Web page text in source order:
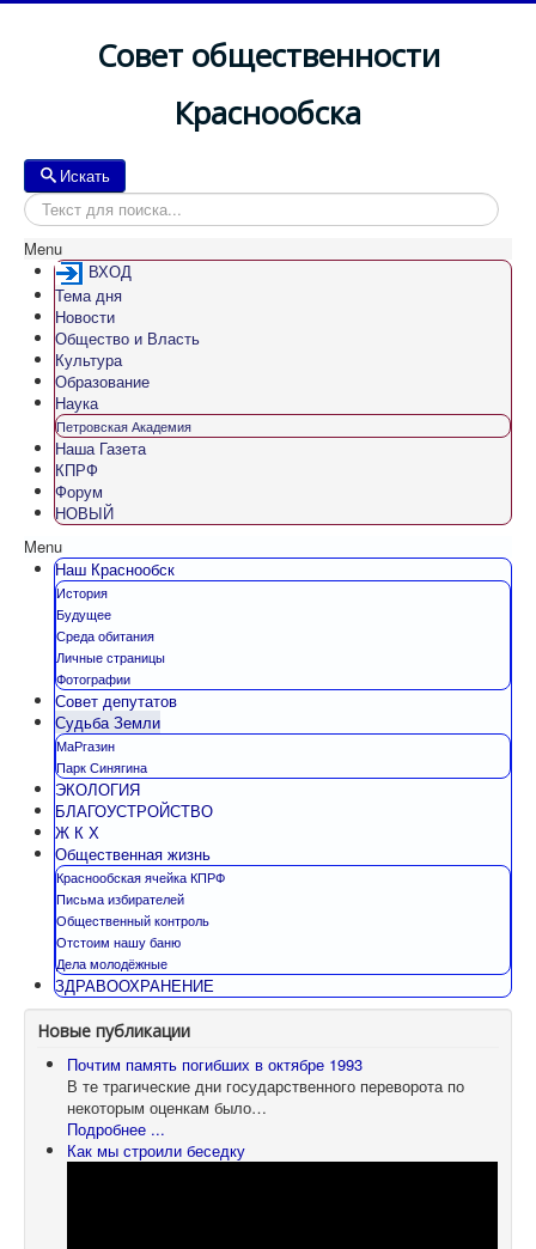
Совет общественности
Краснообска
Искать
Menu
ВХОД
Тема дня
Новости
Общество и Власть
Культура
Образование
Наука
Петровская Академия
Наша Газета
КПРФ
Форум
НОВЫЙ
Menu
Наш Краснообск
История
Будущее
Среда обитания
Личные страницы
Фотографии
Совет депутатов
Судьба Земли
МаРгазин
Парк Синягина
ЭКОЛОГИЯ
БЛАГОУСТРОЙСТВО
Ж К Х
Общественная жизнь
Краснообская ячейка КПРФ
Письма избирателей
Общественный контроль
Отстоим нашу баню
Дела молодёжные
ЗДРАВООХРАНЕНИЕ
Новые публикации
Почтим память погибших в октябре 1993
В те трагические дни государственного переворота по
некоторым оценкам было…
Подробнее ...
Как мы строили беседку